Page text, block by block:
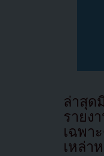
ล่าสุด
รายง
เฉพา
เหล่า